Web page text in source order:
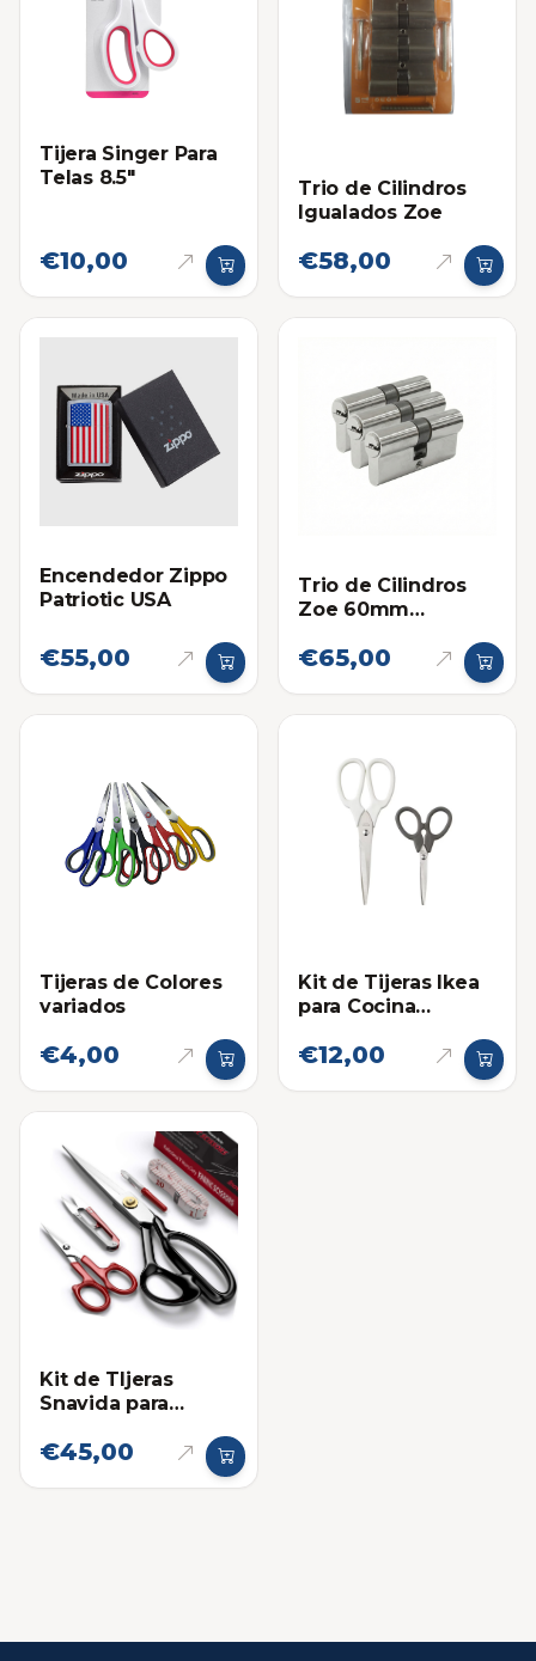
Tijera Singer Para
Telas 8.5"
€10,00
Trio de Cilindros
Igualados Zoe
€58,00
Encendedor Zippo
Patriotic USA
€55,00
Trio de Cilindros
Zoe 60mm
Llave de Seguridad
€65,00
Tijeras de Colores
variados
€4,00
Kit de Tijeras Ikea
para Cocina
€12,00
Kit de TIjeras
Snavida para
€45,00